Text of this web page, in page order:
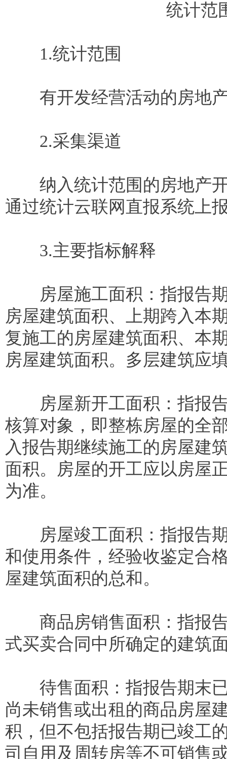
统计范
1.统计范围
有开发经营活动的房地产
2.采集渠道
纳入统计范围的房地产开
通过统计云联网直报系统上
3.主要指标解释
房屋施工面积：指报告期
房屋建筑面积、上期跨入本
复施工的房屋建筑面积、本
房屋建筑面积。多层建筑应
房屋新开工面积：指报告
核算对象，即整栋房屋的全
入报告期继续施工的房屋建
面积。房屋的开工应以房屋
为准。
房屋竣工面积：指报告期
和使用条件，经验收鉴定合
屋建筑面积的总和。
商品房销售面积：指报告
式买卖合同中所确定的建筑
待售面积：指报告期末已
尚未销售或出租的商品房屋
积，但不包括报告期已竣工
司自用及周转房等不可销售